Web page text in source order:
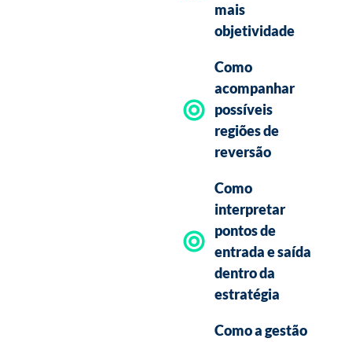
mais
objetividade
Como
acompanhar
possíveis
regiões de
reversão
Como
interpretar
pontos de
entrada e saída
dentro da
estratégia
Como a gestão